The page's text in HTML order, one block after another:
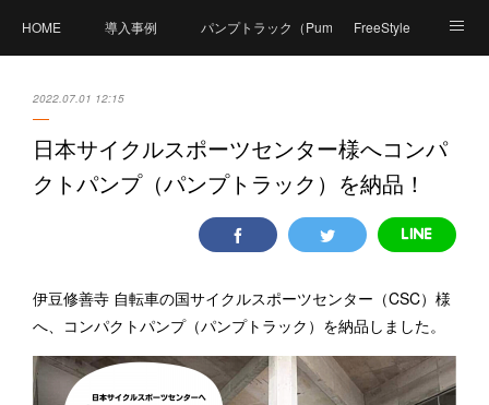
HOME 導入事例 パンプトラック（PumpTrack）とは？
FreeStyle
FAQ（よくあるご質問） 体験イベント PumpPark（パンプパーク）
2022.07.01 12:15
日本サイクルスポーツセンター様へコンパ
クトパンプ（パンプトラック）を納品！
伊豆修善寺 自転車の国サイクルスポーツセンター（CSC）様
へ、コンパクトパンプ（パンプトラック）を納品しました。